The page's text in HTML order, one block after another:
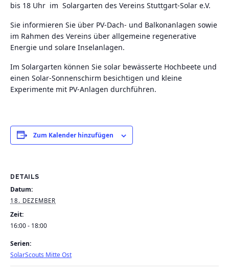
bis 18 Uhr im Solargarten des Vereins Stuttgart-Solar e.V.
Sie informieren Sie über PV-Dach- und Balkonanlagen sowie
im Rahmen des Vereins über allgemeine regenerative
Energie und solare Inselanlagen.
Im Solargarten können Sie solar bewässerte Hochbeete und
einen Solar-Sonnenschirm besichtigen und kleine
Experimente mit PV-Anlagen durchführen.
Zum Kalender hinzufügen
DETAILS
Datum:
18. DEZEMBER
Zeit:
16:00 - 18:00
Serien:
SolarScouts Mitte Ost